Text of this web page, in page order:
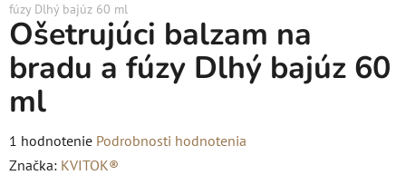
fúzy Dlhý bajúz 60 ml
Ošetrujúci balzam na
bradu a fúzy Dlhý bajúz 60
ml
Priemerné
hodnotenie
1 hodnotenie Podrobnosti hodnotenia
Značka: KVITOK®